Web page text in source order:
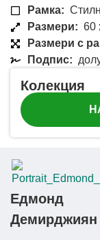
Рамка:
Размери: 60
Размери с
Подпис:
Колекция
Едмонд
Демирджиян